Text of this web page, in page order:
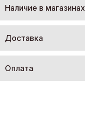
Наличие в магазинах
Доставка
Оплата